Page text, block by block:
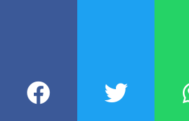
una de las que
generó fue el